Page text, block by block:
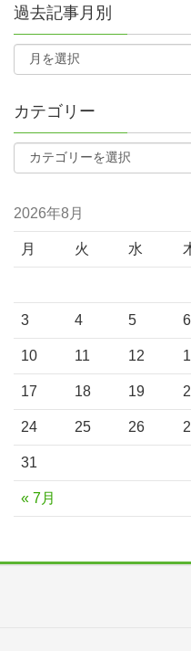
過去記事月別
カテゴリー
2026年8月
月 火 水
« 7月
3 4 5 6
10 11 12
17 18 19
24 25 26
31